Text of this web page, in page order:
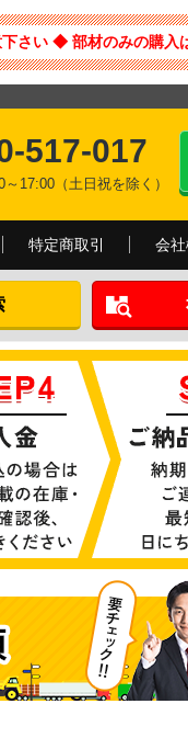
さい ◆ 部材のみの購
517-017
17:00（土日祝を除く）
特定商取引 会